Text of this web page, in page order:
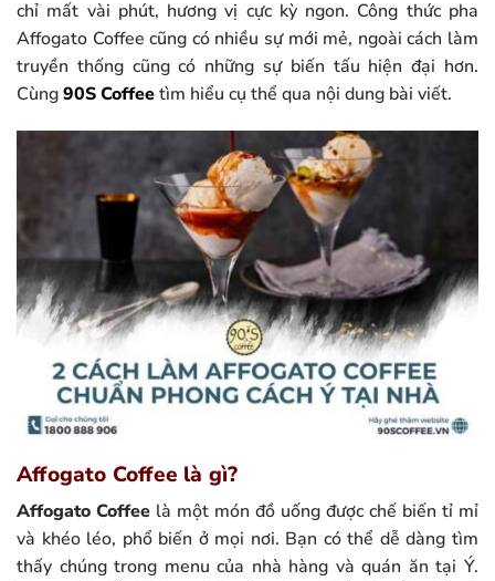
chỉ mất vài phút, hương vị cực kỳ ngon. Công thức pha
Affogato Coffee cũng có nhiều sự mới mẻ, ngoài cách làm
truyền thống cũng có những sự biến tấu hiện đại hơn.
Cùng90S Coffeetìm hiểu cụ thể qua nội dung bài viết.
Affogato Coffee là gì?
Affogato Coffee là một món đồ uống được chế biến tỉ mỉ
và khéo léo, phổ biến ở mọi nơi. Bạn có thể dễ dàng tìm
thấy chúng trong menu của nhà hàng và quán ăn tại Ý.